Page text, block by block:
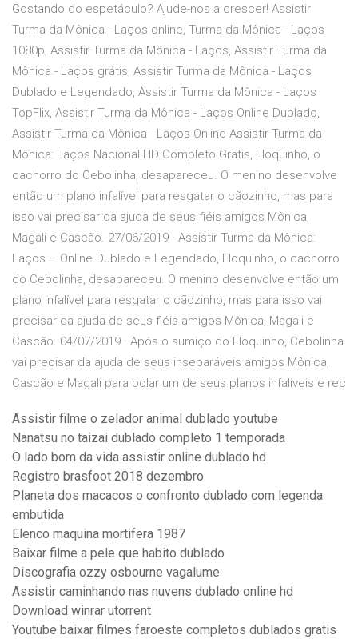
Gostando do espetáculo? Ajude-nos a crescer! Assistir
Turma da Mônica - Laços online, Turma da Mônica - Laços
1080p, Assistir Turma da Mônica - Laços, Assistir Turma da
Mônica - Laços grátis, Assistir Turma da Mônica - Laços
Dublado e Legendado, Assistir Turma da Mônica - Laços
TopFlix, Assistir Turma da Mônica - Laços Online Dublado,
Assistir Turma da Mônica - Laços Online Assistir Turma da
Mônica: Laços Nacional HD Completo Gratis, Floquinho, o
cachorro do Cebolinha, desapareceu. O menino desenvolve
então um plano infalível para resgatar o cãozinho, mas para
isso vai precisar da ajuda de seus fiéis amigos Mônica,
Magali e Cascão. 27/06/2019 · Assistir Turma da Mônica:
Laços – Online Dublado e Legendado, Floquinho, o cachorro
do Cebolinha, desapareceu. O menino desenvolve então um
plano infalível para resgatar o cãozinho, mas para isso vai
precisar da ajuda de seus fiéis amigos Mônica, Magali e
Cascão. 04/07/2019 · Após o sumiço do Floquinho, Cebolinha
vai precisar da ajuda de seus inseparáveis amigos Mônica,
Cascão e Magali para bolar um de seus planos infalíveis e rec
Assistir filme o zelador animal dublado youtube
Nanatsu no taizai dublado completo 1 temporada
O lado bom da vida assistir online dublado hd
Registro brasfoot 2018 dezembro
Planeta dos macacos o confronto dublado com legenda
embutida
Elenco maquina mortifera 1987
Baixar filme a pele que habito dublado
Discografia ozzy osbourne vagalume
Assistir caminhando nas nuvens dublado online hd
Download winrar utorrent
Youtube baixar filmes faroeste completos dublados gratis